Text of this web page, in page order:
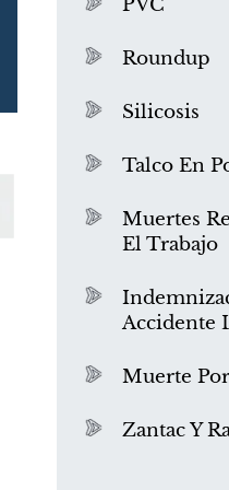
PVC
Roundup
Silicosis
Talco En
Muertes
El Trabajo
Accidente
Muerte
Zantac Y
¿Qué es el